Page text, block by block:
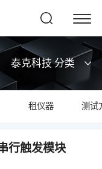
泰克科技 分类
租仪器 测试
行触发模块